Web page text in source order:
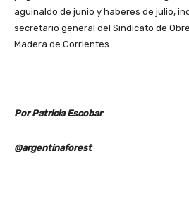
aguinaldo de junio y haberes de julio,
secretario general del Sindicato de
Madera de Corrientes.
Por Patricia Escobar
@argentinaforest